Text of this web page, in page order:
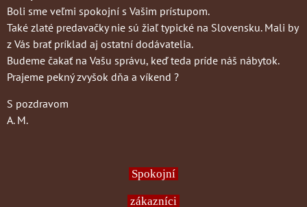
Boli sme veľmi spokojní s Vašim prístupom.
Také zlaté predavačky nie sú žiaľ typické na Slovensku. Mali by
z Vás brať príklad aj ostatní dodávatelia.
Budeme čakať na Vašu správu, keď teda príde náš nábytok.
Prajeme pekný zvyšok dňa a víkend ?
S pozdravom
A. M.
Spokojní
zákazníci